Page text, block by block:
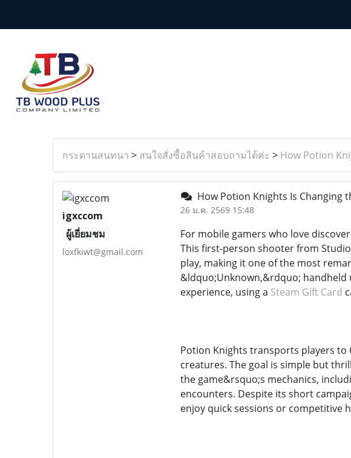
กระดานสนทนา > สนใจสั่งซื้อสินค้าสอบถามได้ค่ะ > How Potion
igxccom
ผู้เยี่ยมชม
loxfkiwt@gmail.com
How Potion Knights Is Changing
26 ม.ค. 2569 15:48
For mobile gamers who love
This first-person shooter from
play, making it one of the most
&ldquo;Unknown,&rdquo; handheld
experience, using a Steam Gift Card
Potion Knights transports players
creatures. The goal is simple but
the game&rsquo;s mechanics,
encounters. Despite its short
enjoy quick sessions or competitive